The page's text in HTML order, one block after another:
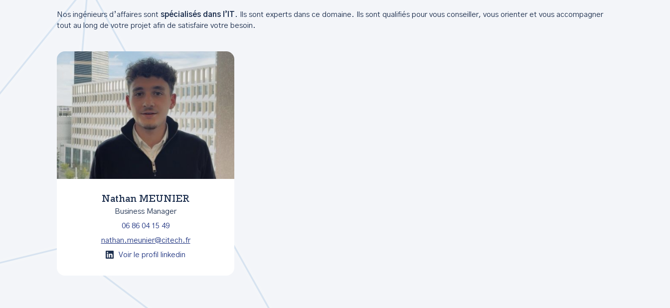
Nos ingénieurs d’affaires sont spécialisés dans l’IT
. Ils sont experts dans ce domaine. Ils sont qualifiés pour vous conseiller, vous orienter et vous accompagner
tout au long de votre projet afin de satisfaire votre besoin.
Nathan MEUNIER
Business Manager
06 86 04 15 49
nathan.meunier@citech.fr
Voir le profil linkedin